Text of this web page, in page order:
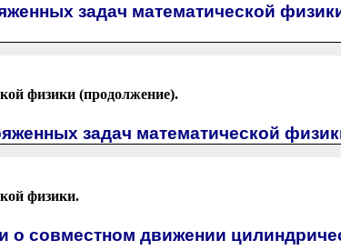
задач математической
физики (продолжение).
задач математической
физики.
о совместном движении